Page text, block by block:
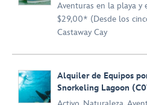
Aventuras en la playa y
$29,00* (Desde los
Castaway Cay
Alquiler de Equipos
Snorkeling Lagoon